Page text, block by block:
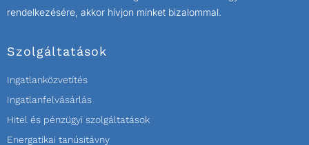
rendelkezésére, akkor hívjon minket bizalommal.
Szolgáltatások
Ingatlanközvetítés
Ingatlanfelvásárlás
Hitel és pénzügyi szolgáltatások
Energatikai tanúsitávny